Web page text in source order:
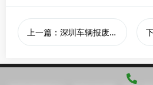
上一篇：深圳车辆报废的流程是什么